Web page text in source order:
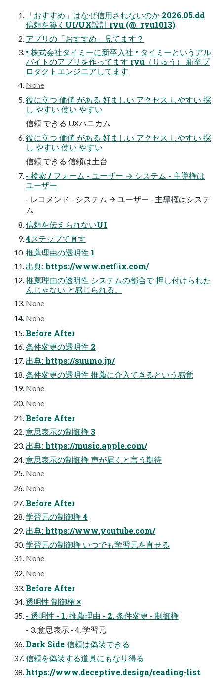
「おすすめ」はなぜ信⽤されないのか 2026.05.dd
信頼を築くUI/UX設計 ryu (@_ryu1013)
アプリの「おすすめ」⾒てます？
• 株式会社タイミーに新卒⼊社 • タイミーというアル
バイトのアプリを作ってます ryu（りゅう） 新卒プ
ロダクトエンジニアしてます
None
役に⽴つ 価値 がある 好ましい アクセス しやすい 探
し やすい 使い やすい
信頼 できる UXハニカム
役に⽴つ 価値 がある 好ましい アクセス しやすい 探
し やすい 使い やすい
信頼 できる 信頼は⼟台
- 検索 / フォーム - ユーザー → システム - 主導権は
ユーザー
- レコメンド - システム → ユーザー - 主導権はシステ
ム
信頼を伝えられないUI
4ステップで直す
推薦理由の透明性 1
出典: https://www.netﬂix.com/
推薦理由の透明性 システムの都合で 押し付けられた
んじゃない と感じられる。
None
None
Before After
条件変更の透明性 2
出典: https://suumo.jp/
条件変更の透明性 推薦に介⼊できるという感覚
None
None
Before After
意思表⽰の制御権 3
出典: https://music.apple.com/
意思表⽰の制御権 声が届くと⾔う期待
None
None
Before After
学習元の制御権 4
出典: https://www.youtube.com/
学習元の制御権 いつでも学習元を直せる
None
None
Before After
透明性 制御権 ×
- 透明性 - 1. 推薦理由 - 2. 条件変更 - 制御権
- 3. 意思表⽰ - 4. 学習元
Dark Side 信頼は偽装できる
信頼を偽装する道具にもなり得る
https://www.deceptive.design/reading-list